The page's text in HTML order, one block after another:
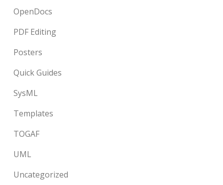
OpenDocs
PDF Editing
Posters
Quick Guides
SysML
Templates
TOGAF
UML
Uncategorized